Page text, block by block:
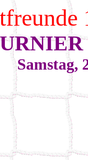
Samstag,